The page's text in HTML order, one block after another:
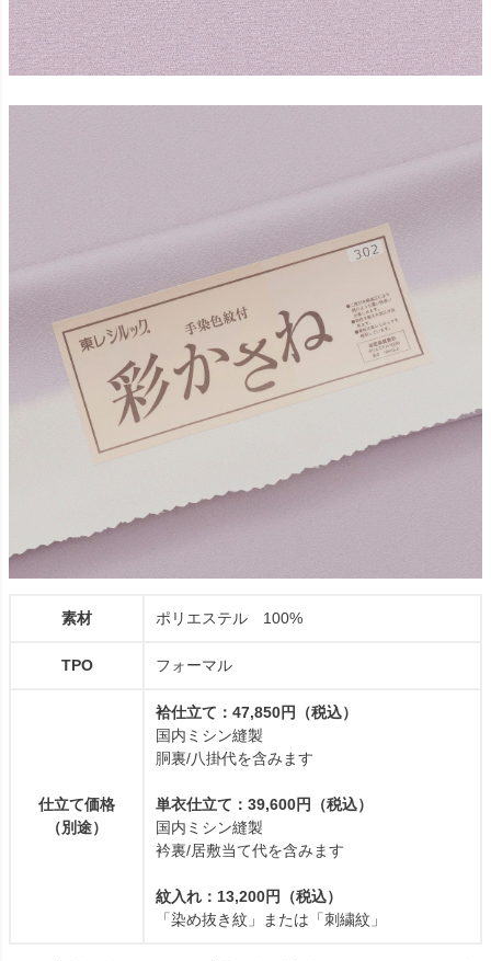
素材 ポリエステル 100%
TPO フォーマル
仕立て価格
（別途）
袷仕立て：47,850円（税込）
国内ミシン縫製
胴裏/八掛代を含みます
単衣仕立て：39,600円（税込）
国内ミシン縫製
衿裏/居敷当て代を含みます
紋入れ：13,200円（税込）
「染め抜き紋」または「刺繍紋」